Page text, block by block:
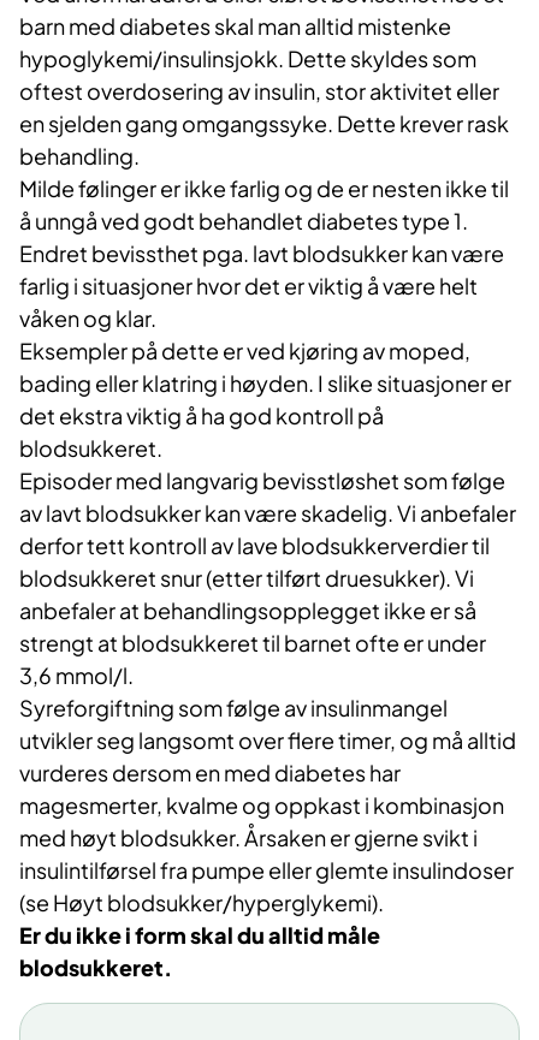
barn med diabetes skal man alltid mistenke
hypoglykemi/insulinsjokk. Dette skyldes som
oftest overdosering av insulin, stor aktivitet eller
en sjelden gang omgangssyke. Dette krever rask
behandling.
Milde følinger er ikke farlig og de er nesten ikke til
å unngå ved godt behandlet diabetes type 1.
Endret bevissthet pga. lavt blodsukker kan være
farlig i situasjoner hvor det er viktig å være helt
våken og klar.
Eksempler på dette er ved kjøring av moped,
bading eller klatring i høyden. I slike situasjoner er
det ekstra viktig å ha god kontroll på
blodsukkeret.
Episoder med langvarig bevisstløshet som følge
av lavt blodsukker kan være skadelig. Vi anbefaler
derfor tett kontroll av lave blodsukkerverdier til
blodsukkeret snur (etter tilført druesukker). Vi
anbefaler at behandlingsopplegget ikke er så
strengt at blodsukkeret til barnet ofte er under
3,6 mmol/l.
Syreforgiftning som følge av insulinmangel
utvikler seg langsomt over flere timer, og må alltid
vurderes dersom en med diabetes har
magesmerter, kvalme og oppkast i kombinasjon
med høyt blodsukker. Årsaken er gjerne svikt i
insulintilførsel fra pumpe eller glemte insulindoser
(se Høyt blodsukker/hyperglykemi).
Er du ikke i form skal du alltid måle
blodsukkeret.